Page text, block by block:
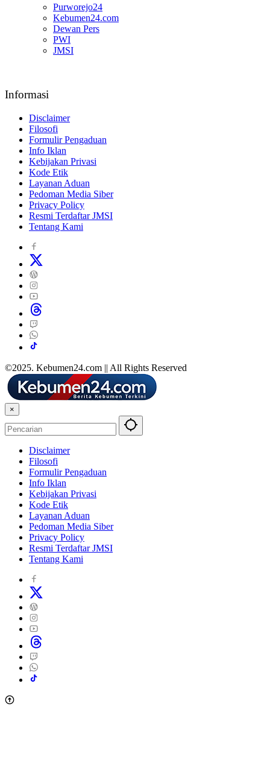
Purworejo24
Kebumen24.com
Dewan Pers
PWI
JMSI
Informasi
Disclaimer
Filosofi
Formulir Pengaduan
Info Iklan
Kebijakan Privasi
Kode Etik
Layanan Aduan
Pedoman Media Siber
Privacy Policy
Resmi Terdaftar JMSI
Tentang Kami
©2025. Kebumen24.com || All Rights Reserved
×
Disclaimer
Filosofi
Formulir Pengaduan
Info Iklan
Kebijakan Privasi
Kode Etik
Layanan Aduan
Pedoman Media Siber
Privacy Policy
Resmi Terdaftar JMSI
Tentang Kami